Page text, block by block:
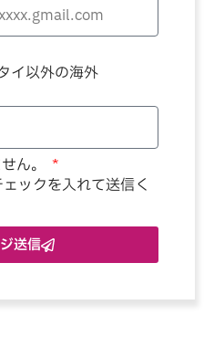
イ以外の海外
ん。
ックを入れて送信く
送信